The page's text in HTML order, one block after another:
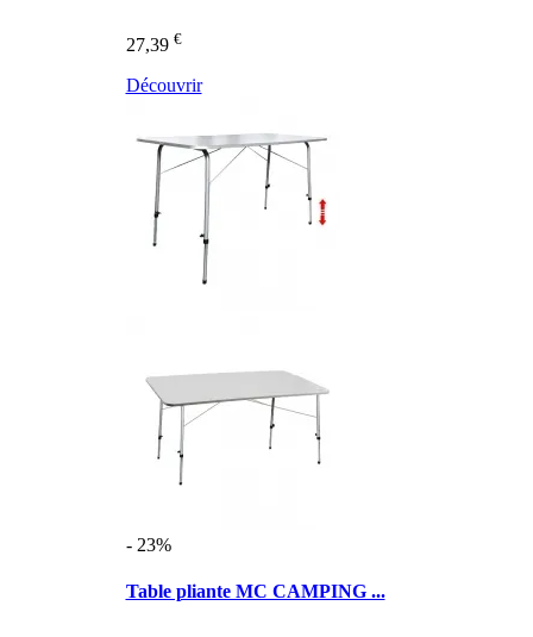
27,39 €
Découvrir
- 23%
Table pliante MC CAMPING ...